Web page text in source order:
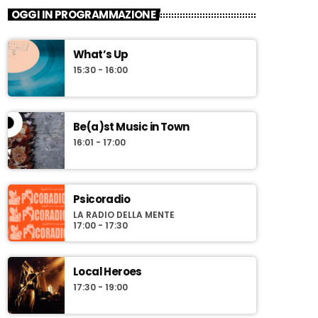
OGGI IN PROGRAMMAZIONE
What’s Up
15:30 - 16:00
Be(a)st Music in Town
16:01 - 17:00
Psicoradio
LA RADIO DELLA MENTE
17:00 - 17:30
Local Heroes
17:30 - 19:00